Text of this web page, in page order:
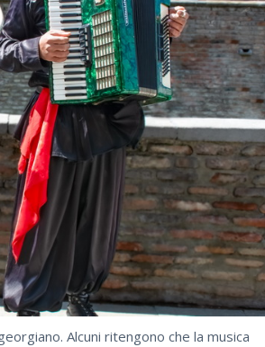
Alcuni ritengono che la musica